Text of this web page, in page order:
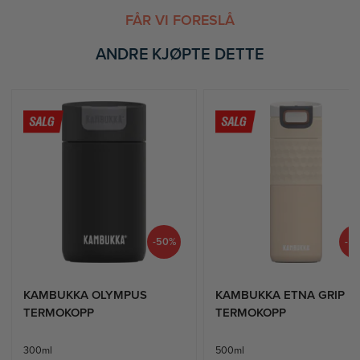
FÅR VI FORESLÅ
ANDRE KJØPTE DETTE
-50%
KAMBUKKA OLYMPUS
TERMOKOPP
300ml
-
KAMBUKKA ETNA GRIP
TERMOKOPP
500ml